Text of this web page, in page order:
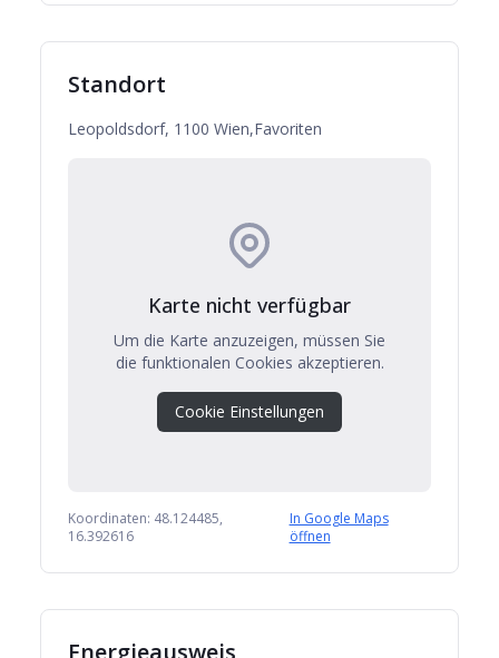
Standort
Leopoldsdorf, 1100 Wien,Favoriten
Karte nicht verfügbar
Um die Karte anzuzeigen, müssen Sie
die funktionalen Cookies akzeptieren.
Cookie Einstellungen
Koordinaten: 48.124485,
16.392616
In Google Maps
öffnen
Energieausweis